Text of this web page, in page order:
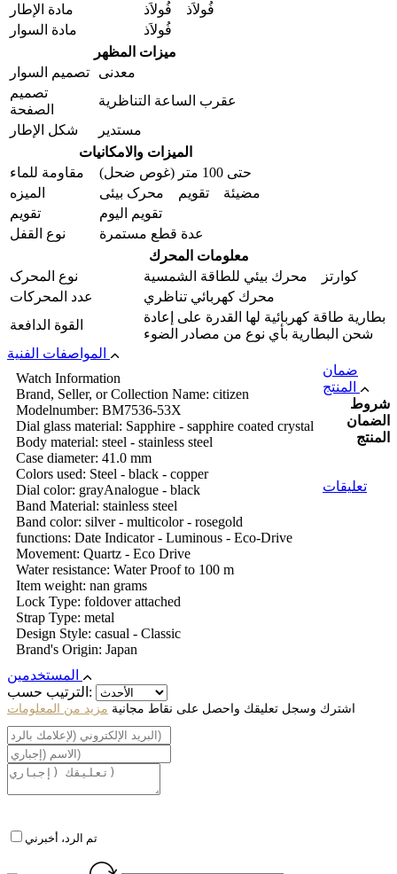
مادة الإطار
فُولاَذ فُولاَذ
مادة السوار
فُولاَذ
ميزات المظهر
تصمیم السوار
معدنی
تصميم
الصفحة
عقرب الساعة التناظرية
شكل الإطار
مستدير
الميزات والامکانیات
مقاومة للماء
حتى 100 متر (غوص ضحل)
المیزه
مضيئة تقويم محرک بیئی
تقويم
تقویم الیوم
نوع القفل
عدة قطع مستمرة
معلومات المحرك
نوع المحرک
كوارتز محرك بيئي للطاقة الشمسية
عدد المحركات
محرك كهربائي تناظري
القوة الدافعة
بطارية طاقة كهربائية لها القدرة على إعادة
شحن البطارية بأي نوع من مصادر الضوء
Watch Information
Brand, Seller, or Collection Name: citizen
Modelnumber: BM7536-53X
Dial glass material: Sapphire - sapphire coated crystal
Body material: steel - stainless steel
Case diameter: 41.0 mm
Colors used: Steel - black - copper
Dial color: grayAnalogue - black
Band Material: stainless steel
Band color: silver - multicolor - rosegold
functions: Date Indicator - Luminous - Eco-Drive
Movement: Quartz - Eco Drive
Water resistance: Water Proof to 100 m
Item weight: nan grams
Lock Type: foldover attached
Strap Type: metal
Design Style: casual - Classic
Brand's Origin: Japan
ضمان
شروط
الضمان
المنتج
تعليقات
الترتيب حسب:
اشترك وسجل تعليقك واحصل على نقاط مجانية مزيد من المعلومات
تم الرد، أخبرني